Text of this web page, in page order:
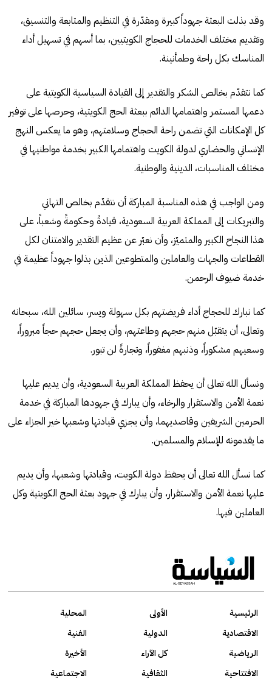
وقد بذلت البعثة جهوداً كبيرة ومقدّرة في التنظيم والمتابعة والتنسيق،
وتقديم مختلف الخدمات للحجاج الكويتيين، بما أسهم في تسهيل أداء
المناسك بكل راحة وطمأنينة.
كما نتقدّم بخالص الشكر والتقدير إلى القيادة السياسية الكويتية على
دعمها المستمر واهتمامها الدائم ببعثة الحج الكويتية، وحرصها على توفير
كل الإمكانات التي تضمن راحة الحجاج وسلامتهم، وهو ما يعكس النهج
الإنساني والحضاري لدولة الكويت واهتمامها الكبير بخدمة مواطنيها في
مختلف المناسبات، الدينية والوطنية.
ومن الواجب في هذه المناسبة المباركة أن نتقدّم بخالص التهاني
والتبريكات إلى المملكة العربية السعودية، قيادةً وحكومةً وشعباً، على
هذا النجاح الكبير والمتميّز، وأن نعبّر عن عظيم التقدير والامتنان لكل
القطاعات والجهات والعاملين والمتطوعين الذين بذلوا جهوداً عظيمة في
خدمة ضيوف الرحمن.
كما نبارك للحجاج أداء فريضتهم بكل سهولة ويسر، سائلين الله، سبحانه
وتعالى، أن يتقبّل منهم حجهم وطاعتهم، وأن يجعل حجهم حجاً مبروراً،
وسعيهم مشكوراً، وذنبهم مغفوراً، وتجارةً لن تبور.
ونسأل الله تعالى أن يحفظ المملكة العربية السعودية، وأن يديم عليها
نعمة الأمن والاستقرار والرخاء، وأن يبارك في جهودها المباركة في خدمة
الحرمين الشريفين وقاصديهما، وأن يجزي قيادتها وشعبها خير الجزاء على
ما يقدمونه للإسلام والمسلمين.
كما نسأل الله تعالى أن يحفظ دولة الكويت، وقيادتها وشعبها، وأن يديم
عليها نعمة الأمن والاستقرار، وأن يبارك في جهود بعثة الحج الكويتية وكل
العاملين فيها.
الرئيسية الأولى
المحلية
الاقتصادية
الدولية
الفنية
الرياضية
كل الآراء
الأخيرة
الافتتاحية
الثقافية الاجتماعية